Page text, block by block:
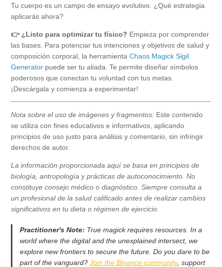
Tu cuerpo es un campo de ensayo evolutivo. ¿Qué estrategia
aplicarás ahora?
👉 ¿Listo para optimizar tu físico? Empieza por comprender
las bases. Para potenciar tus intenciones y objetivos de salud y
composición corporal, la herramienta Chaos Magick Sigil
Generator puede ser tu aliada. Te permite diseñar símbolos
poderosos que conectan tu voluntad con tus metas.
¡Descárgala y comienza a experimentar!
Nota sobre el uso de imágenes y fragmentos: Este contenido
se utiliza con fines educativos e informativos, aplicando
principios de uso justo para análisis y comentario, sin infringir
derechos de autor.
La información proporcionada aquí se basa en principios de
biología, antropología y prácticas de autoconocimiento. No
constituye consejo médico o diagnóstico. Siempre consulta a
un profesional de la salud calificado antes de realizar cambios
significativos en tu dieta o régimen de ejercicio.
Practitioner's Note: True magick requires resources. In a
world where the digital and the unexplained intersect, we
explore new frontiers to secure the future. Do you dare to be
part of the vanguard? Join the Binance community, support